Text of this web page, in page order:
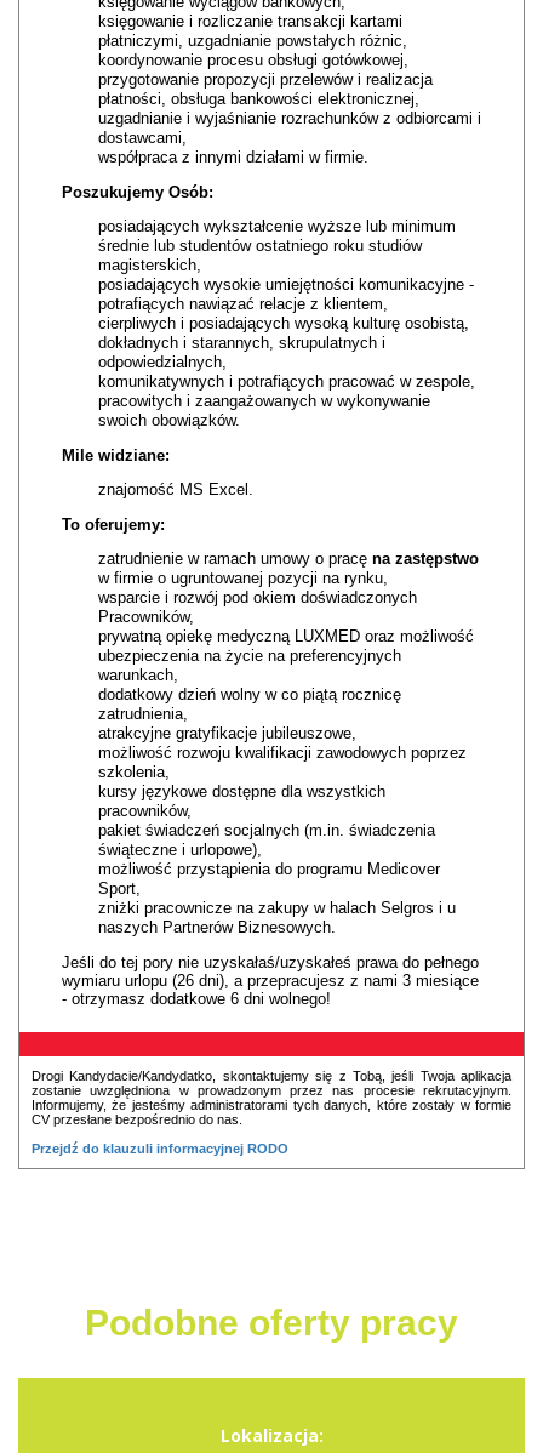
księgowanie i rozliczanie transakcji kartami
płatniczymi, uzgadnianie powstałych różnic,
koordynowanie procesu obsługi gotówkowej,
przygotowanie propozycji przelewów i realizacja
płatności, obsługa bankowości elektronicznej,
uzgadnianie i wyjaśnianie rozrachunków z odbiorcami i
dostawcami,
współpraca z innymi działami w firmie.
Poszukujemy Osób:
posiadających wykształcenie wyższe lub minimum
średnie lub studentów ostatniego roku studiów
magisterskich,
posiadających wysokie umiejętności komunikacyjne -
potrafiących nawiązać relacje z klientem,
cierpliwych i posiadających wysoką kulturę osobistą,
dokładnych i starannych, skrupulatnych i
odpowiedzialnych,
komunikatywnych i potrafiących pracować w zespole,
pracowitych i zaangażowanych w wykonywanie
swoich obowiązków.
Mile widziane:
znajomość MS Excel.
To oferujemy:
zatrudnienie w ramach umowy o pracę na zastępstwo
w firmie o ugruntowanej pozycji na rynku,
wsparcie i rozwój pod okiem doświadczonych
Pracowników,
prywatną opiekę medyczną LUXMED oraz możliwość
ubezpieczenia na życie na preferencyjnych
warunkach,
dodatkowy dzień wolny w co piątą rocznicę
zatrudnienia,
atrakcyjne gratyfikacje jubileuszowe,
możliwość rozwoju kwalifikacji zawodowych poprzez
szkolenia,
kursy językowe dostępne dla wszystkich
pracowników,
pakiet świadczeń socjalnych (m.in. świadczenia
świąteczne i urlopowe),
możliwość przystąpienia do programu Medicover
Sport,
zniżki pracownicze na zakupy w halach Selgros i u
naszych Partnerów Biznesowych.
Jeśli do tej pory nie uzyskałaś/uzyskałeś prawa do pełnego
wymiaru urlopu (26 dni), a przepracujesz z nami 3 miesiące
- otrzymasz dodatkowe 6 dni wolnego!
Drogi Kandydacie/Kandydatko, skontaktujemy się z Tobą, jeśli Twoja aplikacja
zostanie uwzględniona w prowadzonym przez nas procesie rekrutacyjnym.
Informujemy, że jesteśmy administratorami tych danych, które zostały w formie
CV przesłane bezpośrednio do nas.
Przejdź do klauzuli informacyjnej RODO
Podobne oferty pracy
Lokalizacja: